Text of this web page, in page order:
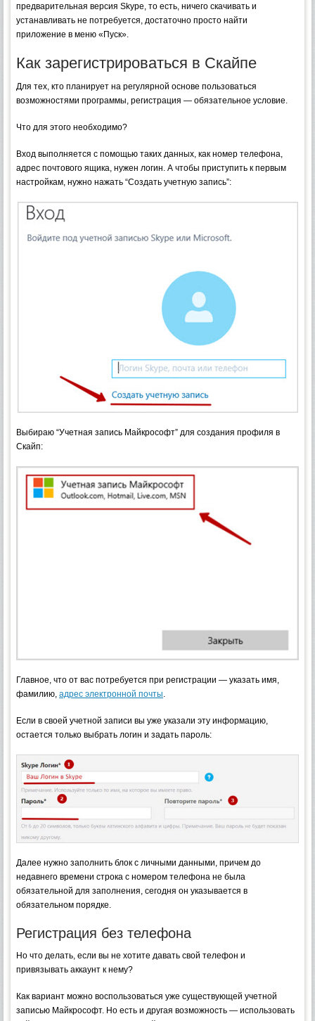
предварительная версия Skype, то есть, ничего скачивать и
устанавливать не потребуется, достаточно просто найти
приложение в меню «Пуск».
Как зарегистрироваться в Скайпе
Для тех, кто планирует на регулярной основе пользоваться
возможностями программы, регистрация — обязательное условие.
Что для этого необходимо?
Вход выполняется с помощью таких данных, как номер телефона,
адрес почтового ящика, нужен логин. А чтобы приступить к первым
настройкам, нужно нажать “Создать учетную запись”:
Выбираю “Учетная запись Майкрософт” для создания профиля в
Скайп:
Главное, что от вас потребуется при регистрации — указать имя,
фамилию, адрес электронной почты.
Если в своей учетной записи вы уже указали эту информацию,
остается только выбрать логин и задать пароль:
Далее нужно заполнить блок с личными данными, причем до
недавнего времени строка с номером телефона не была
обязательной для заполнения, сегодня он указывается в
обязательном порядке.
Регистрация без телефона
Но что делать, если вы не хотите давать свой телефон и
привязывать аккаунт к нему?
Как вариант можно воспользоваться уже существующей учетной
записью Майкрософт. Но есть и другая возможность — использовать